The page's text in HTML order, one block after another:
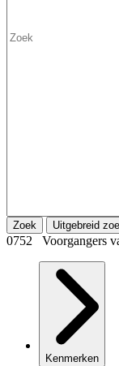
Zoek Uitgebreid
0752 Voorgangers
Kenmerken